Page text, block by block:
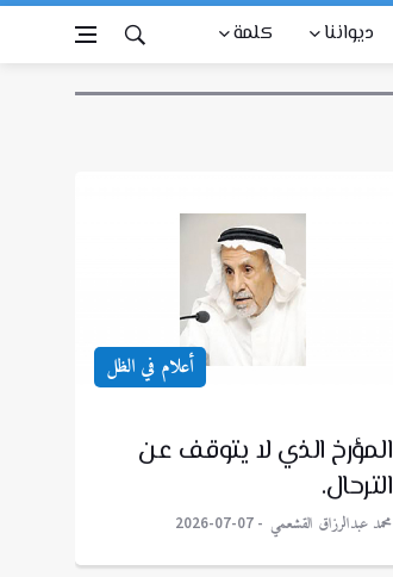
ديواننا كلمة
أعلام في الظل
المؤرخ الذي لا يتوقف عن
الترحال.
محمد عبدالرزاق القشعمي 2026-07-07